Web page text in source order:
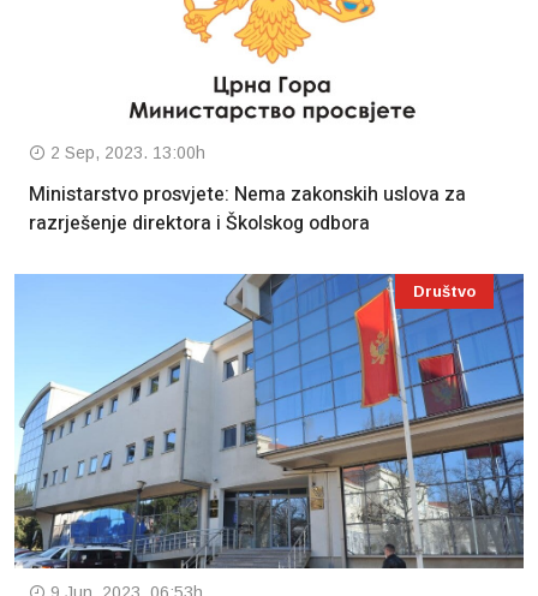
2 Sep, 2023. 13:00h
Ministarstvo prosvjete: Nema zakonskih uslova za
razrješenje direktora i Školskog odbora
Društvo